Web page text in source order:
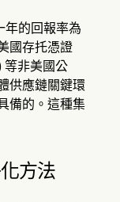
年的回報率為
國存托憑證
等非美國公
供應鏈關鍵環
備的。這種集
方法